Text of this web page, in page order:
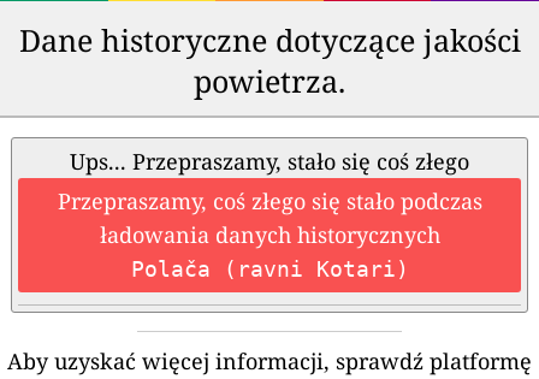
Dane historyczne dotyczące jakości
powietrza.
Ups... Przepraszamy, stało się coś złego
Przepraszamy, coś złego się stało podczas
ładowania danych historycznych
Polača (ravni Kotari)
Aby uzyskać więcej informacji, sprawdź platformę